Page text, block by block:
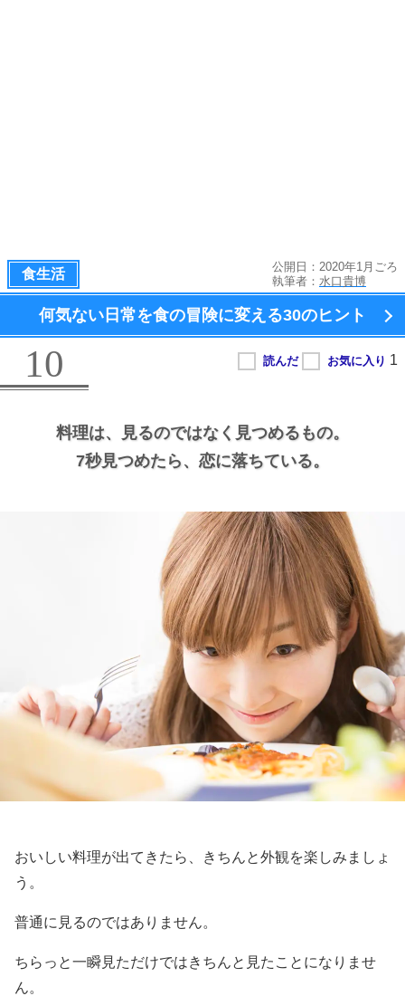
食生活
公開日：2020年1月ごろ
執筆者： 水口貴博
何気ない日常を食の冒険に変える30のヒント
10
料理は、
見るのではなく見つめるもの。
7秒見つめたら、 恋に落ちている。
おいしい料理が出てきたら、きちんと外観を楽しみましょ
う。
普通に見るのではありません。
ちらっと一瞬見ただけではきちんと見たことになりませ
ん。